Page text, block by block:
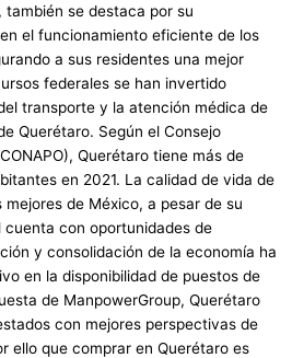
se destaca por su
el funcionamiento eficiente de los
a sus residentes una mejor
federales se han invertido
transporte y la atención médica de
Querétaro. Según el Consejo
Querétaro tiene más de
en 2021. La calidad de vida de
de México, a pesar de su
con oportunidades de
y consolidación de la economía ha
en la disponibilidad de puestos de
de ManpowerGroup, Querétaro
con mejores perspectivas de
ello que comprar en Querétaro es